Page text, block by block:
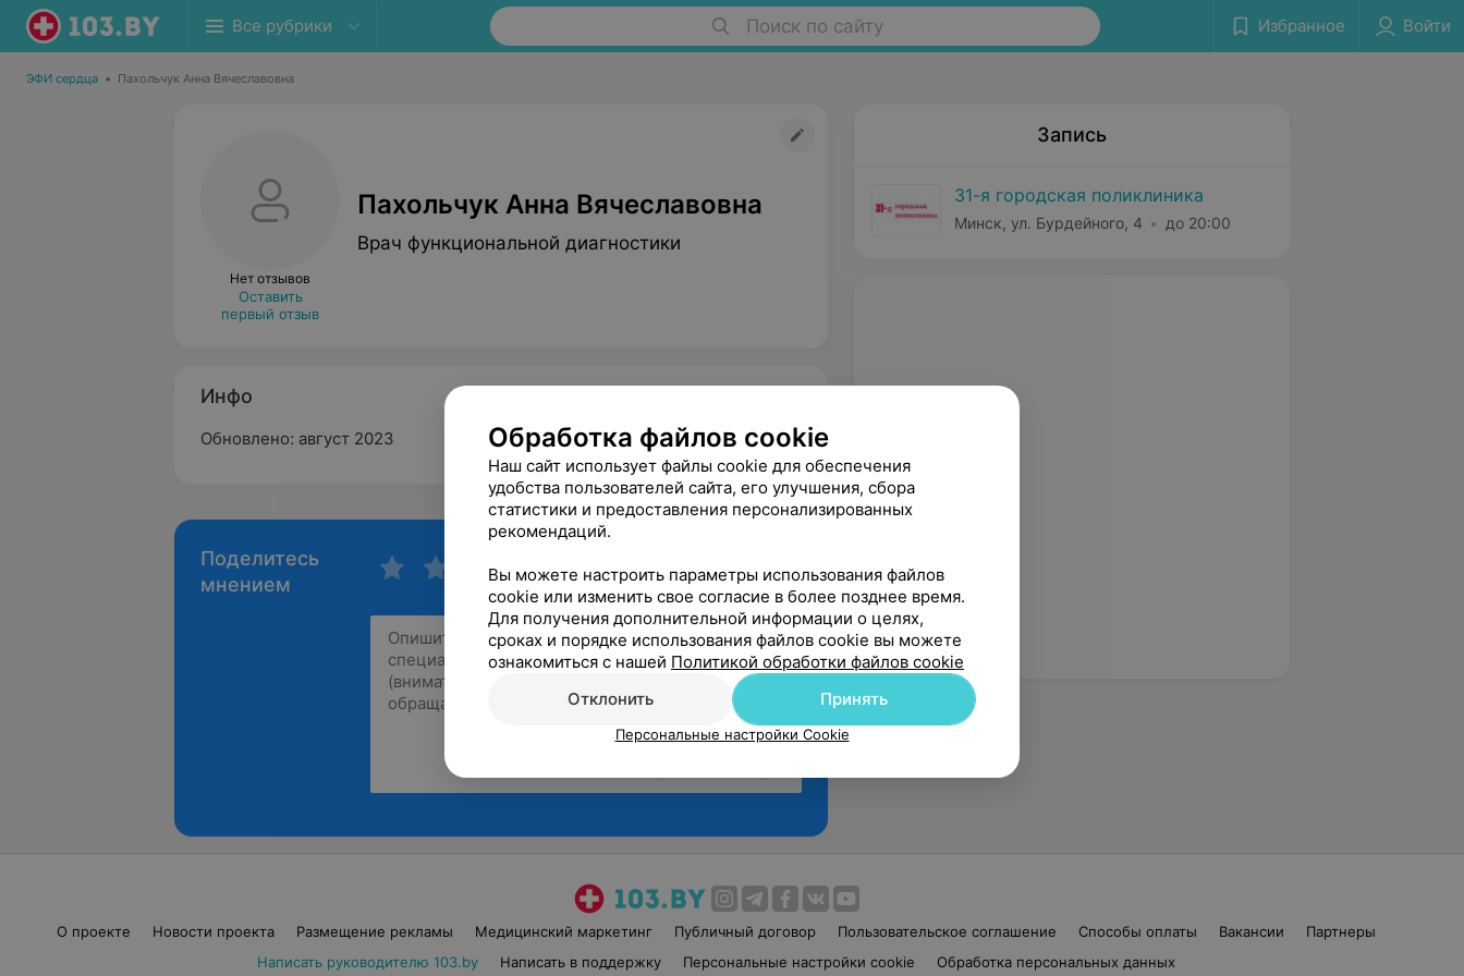
Все рубрики Поиск по сайту Избранное Войти
ЭФИ сердца • Пахольчук Анна Вячеславовна
Нет отзывов
Оставить
первый отзыв
Пахольчук Анна Вячеславовна
Врач функциональной диагностики
Инфо
Обновлено: август 2023
Поделитесь
мнением
Запись
31-я городская поликлиника
Минск, ул. Бурдейного, 4 до 20:00
О проекте Новости проекта Размещение рекламы Медицинский маркетинг Публичный договор Пользовательское соглашение Способы оплаты Вакансии
Партнеры
Написать руководителю 103.by
Написать в поддержку Персональные настройки cookie Обработка персональных данных
Обработка файлов cookie
Наш сайт использует файлы cookie для обеспечения
удобства пользователей сайта, его улучшения, сбора
статистики и предоставления персонализированных
рекомендаций.
Вы можете настроить параметры использования файлов
cookie или изменить свое согласие в более позднее время.
Для получения дополнительной информации о целях,
сроках и порядке использования файлов cookie вы можете
ознакомиться с нашей Политикой обработки файлов cookie
Отклонить
Принять
Персональные настройки Cookie